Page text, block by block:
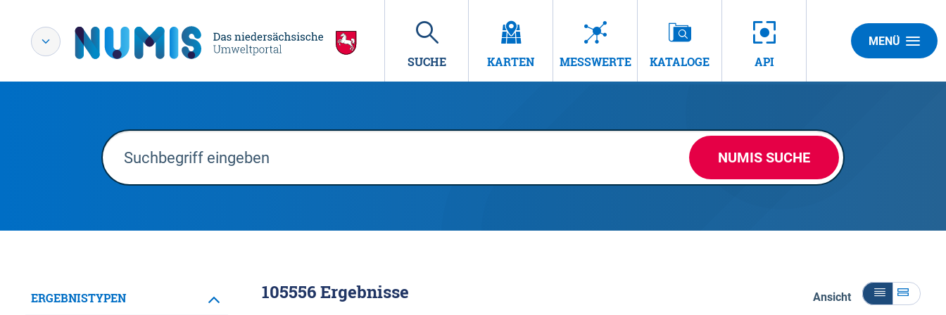
SUCHE KARTEN MESSWERTE KATALOGE API
MENÜ
NUMIS SUCHE
ERGEBNISTYPEN 105556Ergebnisse Ansicht